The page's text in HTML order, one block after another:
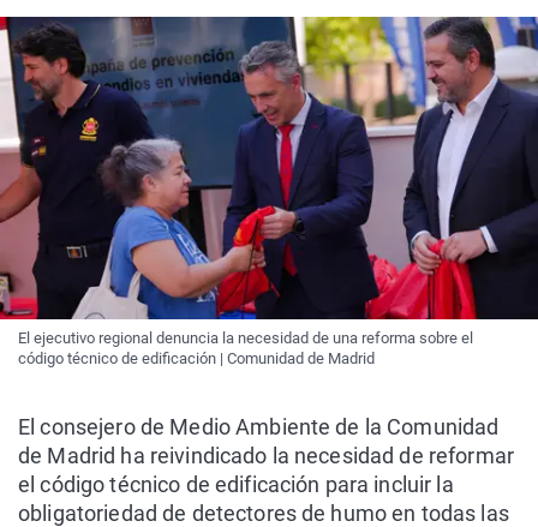
El ejecutivo regional denuncia la necesidad de una reforma sobre el
código técnico de edificación | Comunidad de Madrid
El consejero de Medio Ambiente de la Comunidad
de Madrid ha reivindicado la necesidad de reformar
el código técnico de edificación para incluir la
obligatoriedad de detectores de humo en todas las